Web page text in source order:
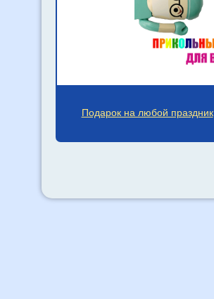
Подарок на любой праздник